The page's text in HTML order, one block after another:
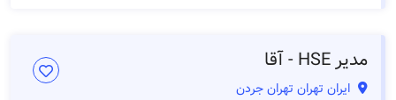
مدیر HSE - آقا
ایران تهران تهران جردن